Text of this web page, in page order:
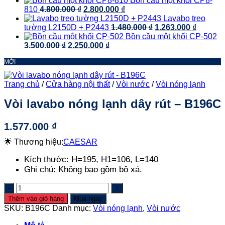
là:
2.390.000 ₫.là:
1.550.000 ₫.
810 4.800.000₫ Giá
gốc
là:
4.800.000 ₫.
2.800.000 ₫Giá
hiện
tại
là:
Lavabo treo
tường L2150D + P2443 1.480.000₫ Giá
gốc
1.263.000 ₫Giá
hiện
Bồn cầu một khối CP-502
3.500.000₫ Giá
3.500.000 ₫.
2.250.000 ₫Giá
là:
2.250.000 ₫.
MỚI
Trang chủ / Cửa hàng nội thất / Vòi nước / Vòi nóng lạnh
Vòi lavabo nóng lạnh dây rút – B196C
1.577.000 ₫
🌟 Thương hiệu:CAESAR
Kích thước: H=195, H1=106, L=140
Ghi chú: Không bao gồm bộ xả.
Vòi
lavabo
nóng
lạnh
dây
Thêm vào giỏ hàng Mua ngay
SKU: B196C Danh mục: Vòi nóng lạnh, Vòi nước